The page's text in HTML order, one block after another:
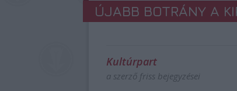
ÚJABB BOTRÁNY A
Kultúrpart
a szerző friss bejegyzései